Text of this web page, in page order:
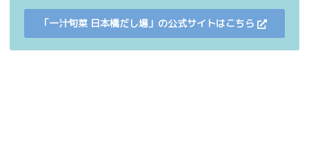
「一汁旬菜 日本橋だし場」の公式サイトはこちら